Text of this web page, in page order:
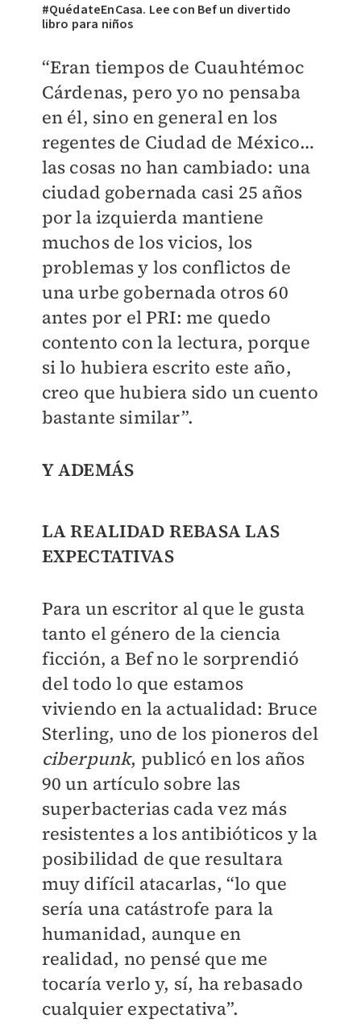
#QuédateEnCasa. Lee con Bef un divertido
libro para niños
“Eran tiempos de Cuauhtémoc
Cárdenas, pero yo no pensaba
en él, sino en general en los
regentes de Ciudad de México…
las cosas no han cambiado: una
ciudad gobernada casi 25 años
por la izquierda mantiene
muchos de los vicios, los
problemas y los conflictos de
una urbe gobernada otros 60
antes por el PRI: me quedo
contento con la lectura, porque
si lo hubiera escrito este año,
creo que hubiera sido un cuento
bastante similar”.
Y ADEMÁS
LA REALIDAD REBASA LAS
EXPECTATIVAS
Para un escritor al que le gusta
tanto el género de la ciencia
ficción, a Bef no le sorprendió
del todo lo que estamos
viviendo en la actualidad: Bruce
Sterling, uno de los pioneros del
ciberpunk, publicó en los años
90 un artículo sobre las
superbacterias cada vez más
resistentes a los antibióticos y la
posibilidad de que resultara
muy difícil atacarlas, “lo que
sería una catástrofe para la
humanidad, aunque en
realidad, no pensé que me
tocaría verlo y, sí, ha rebasado
cualquier expectativa”.